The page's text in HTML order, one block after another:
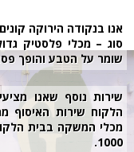
בנקודה הירוקה קונים
– מכלי פלסטיק
על הטבע והופך
נוסף שאנו
שירות האיסוף
המשקה בבית הלקוח